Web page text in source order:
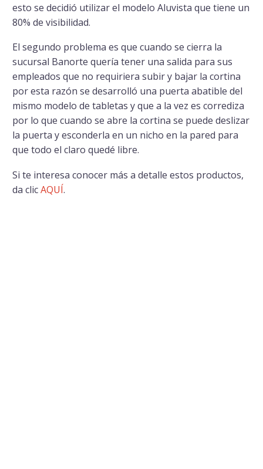
esto se decidió utilizar el modelo Aluvista que tiene un
80% de visibilidad.
El segundo problema es que cuando se cierra la
sucursal Banorte quería tener una salida para sus
empleados que no requiriera subir y bajar la cortina
por esta razón se desarrolló una puerta abatible del
mismo modelo de tabletas y que a la vez es corrediza
por lo que cuando se abre la cortina se puede deslizar
la puerta y esconderla en un nicho en la pared para
que todo el claro quedé libre.
Si te interesa conocer más a detalle estos productos,
da clicAQUÍ.